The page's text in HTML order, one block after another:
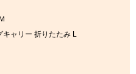
ャリー 折りたたみ L